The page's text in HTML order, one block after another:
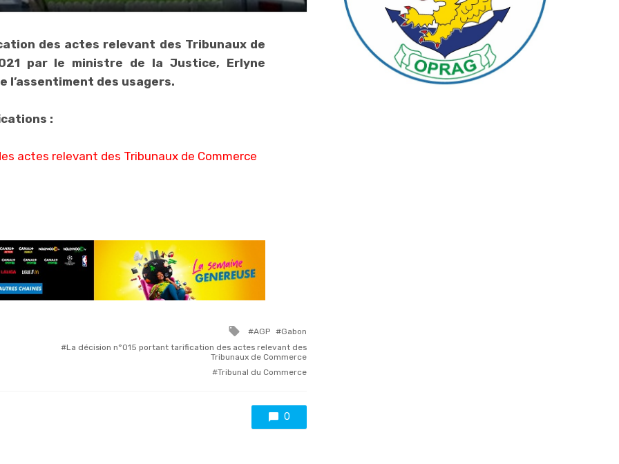
des actes relevant des Tribunaux de
par le ministre de la Justice, Erlyne
l’assentiment des usagers.
:
actes relevant des Tribunaux de Commerce
Tagged
with
AGP
Gabon
La décision n°015 portant tarification des actes relevant des
Tribunaux de Commerce
Tribunal du Commerce
0